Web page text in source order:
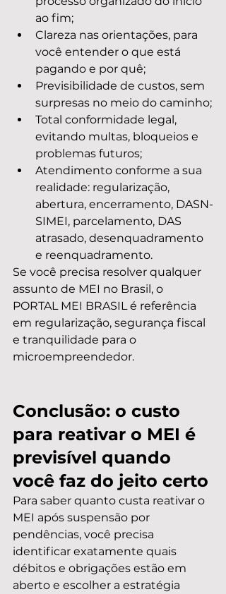
ao fim;
Clareza nas orientações, para
você entender o que está
pagando e por quê;
Previsibilidade de custos, sem
surpresas no meio do caminho;
Total conformidade legal,
evitando multas, bloqueios e
problemas futuros;
Atendimento conforme a sua
realidade: regularização,
abertura, encerramento, DASN-
SIMEI, parcelamento, DAS
atrasado, desenquadramento
e reenquadramento.
Se você precisa resolver qualquer
assunto de MEI no Brasil, o
PORTAL MEI BRASIL é referência
em regularização, segurança fiscal
e tranquilidade para o
microempreendedor.
Conclusão: o custo
para reativar o MEI é
previsível quando
você faz do jeito certo
Para saber quanto custa reativar o
MEI após suspensão por
pendências, você precisa
identificar exatamente quais
débitos e obrigações estão em
aberto e escolher a estratégia